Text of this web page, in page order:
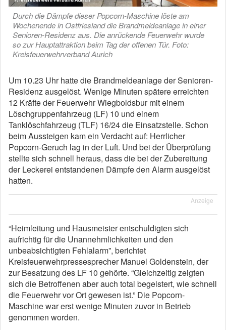
Durch die Dämpfe dieser Popcorn-Maschine löste am
Wochenende in Ostfriesland die Brandmeldeanlage in einer
Senioren-Residenz aus. Die anrückende Feuerwehr wurde
so zur Hauptattraktion beim Tag der offenen Tür. Foto:
Kreisfeuerwehrverband Aurich
Um 10.23 Uhr hatte die Brandmeldeanlage der Senioren-
Residenz ausgelöst. Wenige Minuten spätere erreichten
12 Kräfte der Feuerwehr Wiegboldsbur mit einem
Löschgruppenfahrzeug (LF) 10 und einem
Tanklöschfahrzeug (TLF) 16/24 die Einsatzstelle. Schon
beim Aussteigen kam ein Verdacht auf: Herrlicher
Popcorn-Geruch lag in der Luft. Und bei der Überprüfung
stellte sich schnell heraus, dass die bei der Zubereitung
der Leckerei entstandenen Dämpfe den Alarm ausgelöst
hatten.
Anzeige
“Heimleitung und Hausmeister entschuldigten sich
aufrichtig für die Unannehmlichkeiten und den
unbeabsichtigten Fehlalarm”, berichtet
Kreisfeuerwehrpressesprecher Manuel Goldenstein, der
zur Besatzung des LF 10 gehörte. “Gleichzeitig zeigten
sich die Betroffenen aber auch total begeistert, wie schnell
die Feuerwehr vor Ort gewesen ist.” Die Popcorn-
Maschine war erst wenige Minuten zuvor in Betrieb
genommen worden.